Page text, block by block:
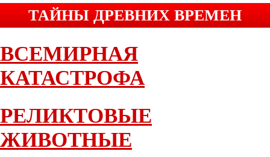
ТАЙНЫ ДРЕВНИХ ВРЕМЕН
ВСЕМИРНАЯ
КАТАСТРОФА
РЕЛИКТОВЫЕ
ЖИВОТНЫЕ